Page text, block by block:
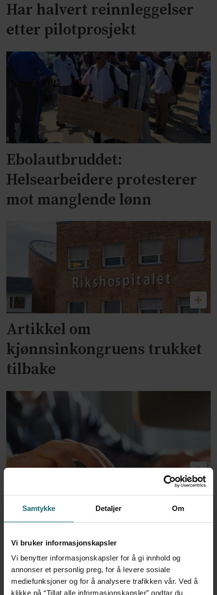
Samtykke Detaljer Om
Vi bruker informasjonskapsler
Vi benytter informasjonskapsler for å gi innhold og
annonser et personlig preg, for å levere sosiale
mediefunksjoner og for å analysere trafikken vår. Ved å
klikke på “Tillat alle informasjonskapsler” godtar du
Har halvert reinnleggelser
etter pilotprosjekt
Ebolautbruddet:
Helsearbeidere protesterer
mot manglende lønn
Artikkel om
kjønnsinkongruens trukket
tilbake
Dansk politi vil fengsle lege
for utskrivning av store
mengder Ozempic